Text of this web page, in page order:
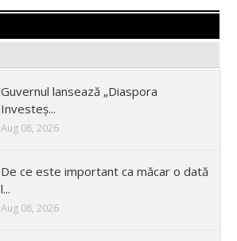
Guvernul lansează „Diaspora
Investeș...
Aug 08, 2026
De ce este important ca măcar o dată
l...
Aug 08, 2026